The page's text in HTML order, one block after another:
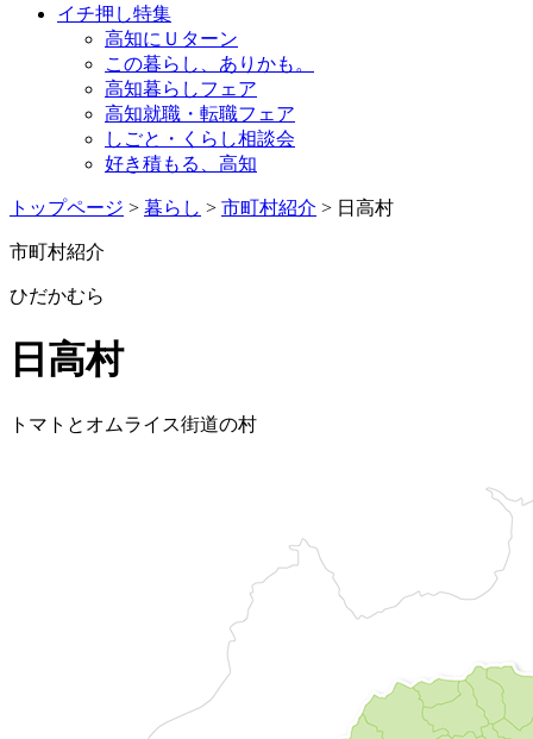
イチ押し特集
高知にＵターン
この暮らし、ありかも。
高知暮らしフェア
高知就職・転職フェア
しごと・くらし相談会
好き積もる、高知
トップページ > 暮らし > 市町村紹介 > 日高村
市町村紹介
ひだかむら
日高村
トマトとオムライス街道の村